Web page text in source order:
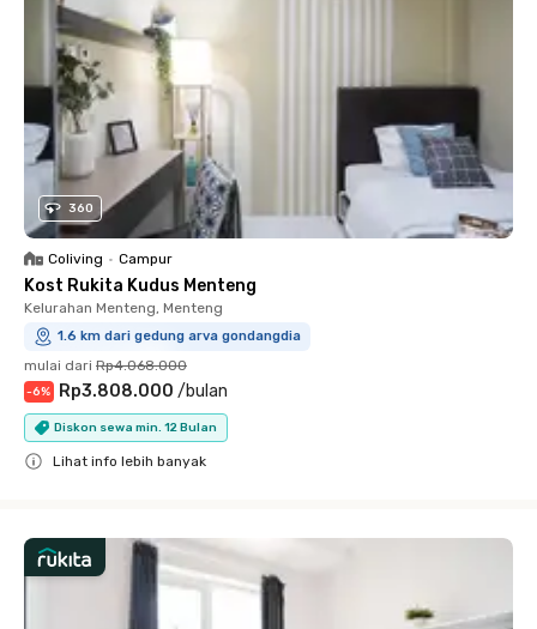
360
Coliving • Campur
Kost Rukita Kudus Menteng
Kelurahan Menteng, Menteng
1.6 km dari gedung arva gondangdia
mulai dari Rp4.068.000
-6% Rp3.808.000 /bulan
Diskon sewa min. 12 Bulan
Lihat info lebih banyak